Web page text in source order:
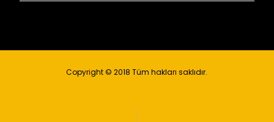
Copyright © 2018 Tüm hakları saklıdır.